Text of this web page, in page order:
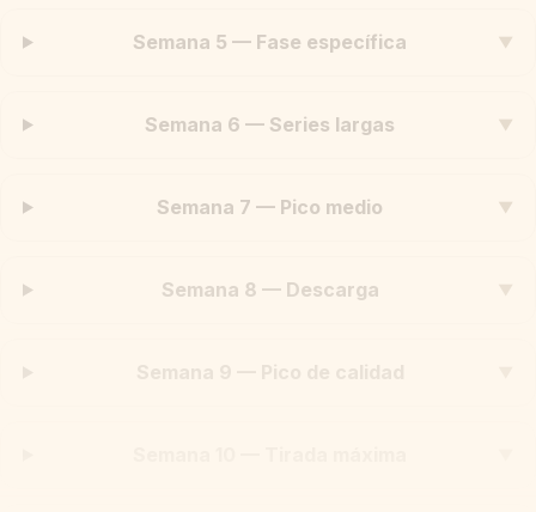
Semana 5 — Fase específica ▼
Semana 6 — Series largas ▼
Semana 7 — Pico medio ▼
Semana 8 — Descarga ▼